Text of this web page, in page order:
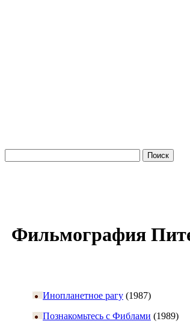
Фильмография
Инопланетное рагу (1987)
Познакомьтесь с Фиблами (1989)